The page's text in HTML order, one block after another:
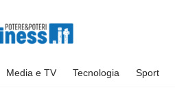
Media e TV Tecnologia Sport